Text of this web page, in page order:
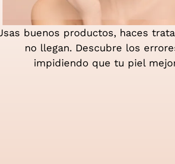
buenos productos, haces
no llegan. Descubre los
impidiendo que tu piel